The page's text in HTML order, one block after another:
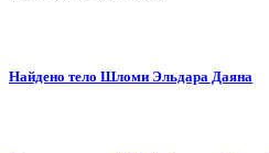
Найдено тело Шломи Эльдара Даяна